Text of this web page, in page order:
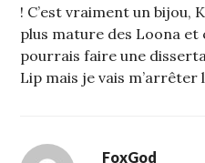
! C’est vraiment un bijou,
plus mature des Loona et
pourrais faire une
Lip mais je vais m’arrêter
FoxGod